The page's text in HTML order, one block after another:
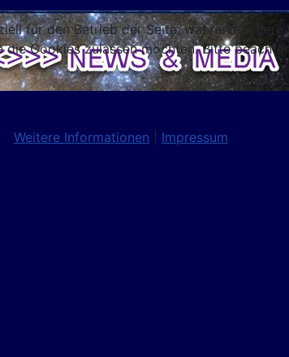
für den Betrieb der Seite, während
Cookies zulassen möchten. Bitte
Weitere Informationen
Impressum